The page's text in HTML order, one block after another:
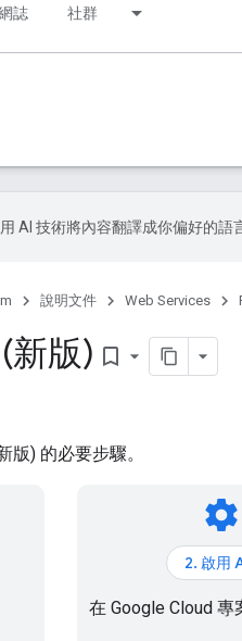
誌 社群
AI 技術將內容翻譯成你偏好的語
說明文件 Web Services
新版) bookmark_border
) 的必要步驟。
settings
2. 啟用
在 Google Cloud 專